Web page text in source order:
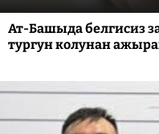
Ат-Башыда белгисиз
тургун колунан